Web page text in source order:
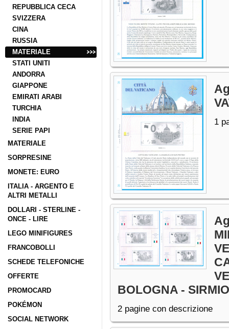
REPUBBLICA CECA
SVIZZERA
CINA
RUSSIA
MATERIALE
STATI UNITI
ANDORRA
GIAPPONE
EMIRATI ARABI
TURCHIA
INDIA
SERIE PAPI
MATERIALE
SORPRESINE
MONETE: EURO
ITALIA - ARGENTO E
ALTRI METALLI
DOLLARI - STERLINE -
ONCE - LIRE
LEGO MINIFIGURES
FRANCOBOLLI
SCHEDE TELEFONICHE
OFFERTE
PROMOCARD
POKÉMON
SOCIAL NETWORK
1
BOLOGNA -
2 pagine con descrizione